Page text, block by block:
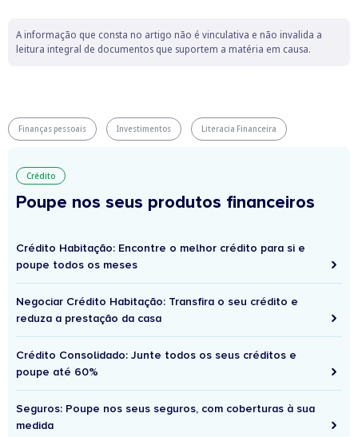
A informação que consta no artigo não é vinculativa e não invalida a
leitura integral de documentos que suportem a matéria em causa.
Finanças pessoais Investimentos Literacia Financeira
Crédito
Poupe nos seus produtos financeiros
Crédito Habitação: Encontre o melhor crédito para si e
poupe todos os meses
Negociar Crédito Habitação: Transfira o seu crédito e
reduza a prestação da casa
Crédito Consolidado: Junte todos os seus créditos e
poupe até 60%
Seguros: Poupe nos seus seguros, com coberturas à sua
medida